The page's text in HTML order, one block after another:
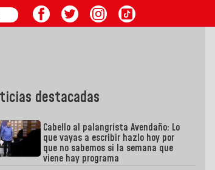
destacadas
Cabello al palangrista Avendaño: Lo
que vayas a escribir hazlo hoy por
que no sabemos si la semana que
viene hay programa